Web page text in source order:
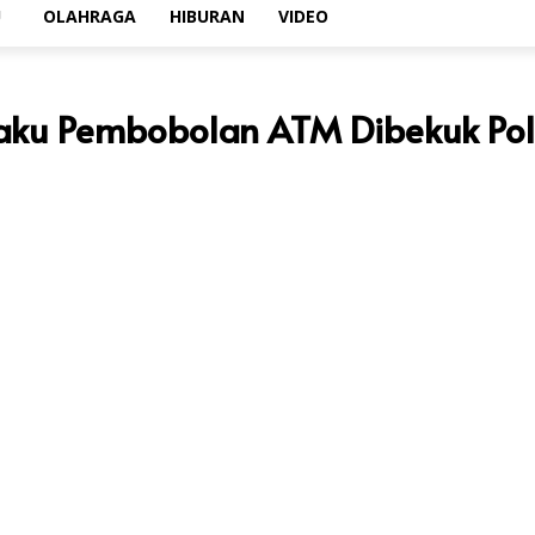
OLAHRAGA HIBURAN VIDEO
Pembobolan ATM Dibekuk